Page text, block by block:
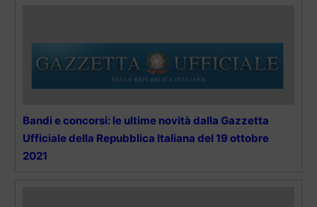
Bandi e concorsi: le ultime novità dalla Gazzetta
Ufficiale della Repubblica Italiana del 19 ottobre
2021